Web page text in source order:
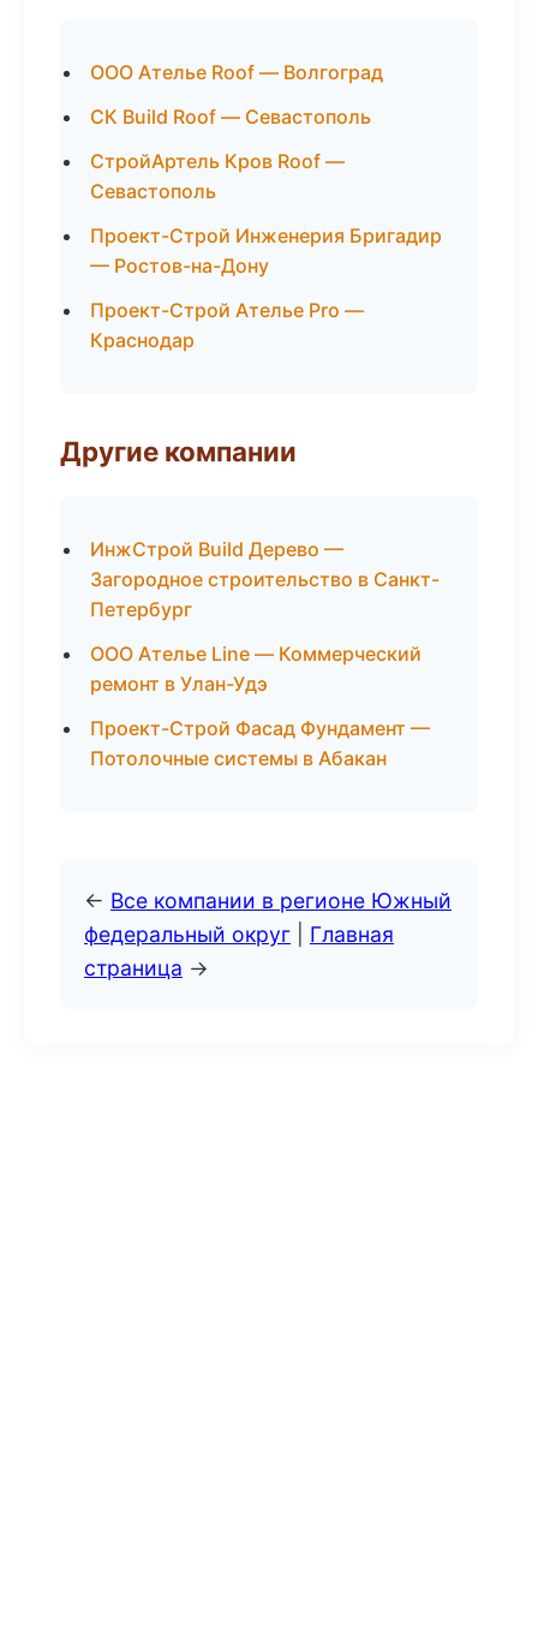
ООО Ателье Roof — Волгоград
СК Build Roof — Севастополь
СтройАртель Кров Roof —
Севастополь
Проект-Строй Инженерия Бригадир
— Ростов-на-Дону
Проект-Строй Ателье Pro —
Краснодар
Другие компании
ИнжСтрой Build Дерево —
Загородное строительство в Санкт-
Петербург
ООО Ателье Line — Коммерческий
ремонт в Улан-Удэ
Проект-Строй Фасад Фундамент —
Потолочные системы в Абакан
← Все компании в регионе Южный
федеральный округ
Главная
страница →